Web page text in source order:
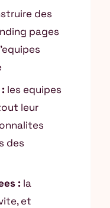
des
pages
les equipes
leur
des
: la
et